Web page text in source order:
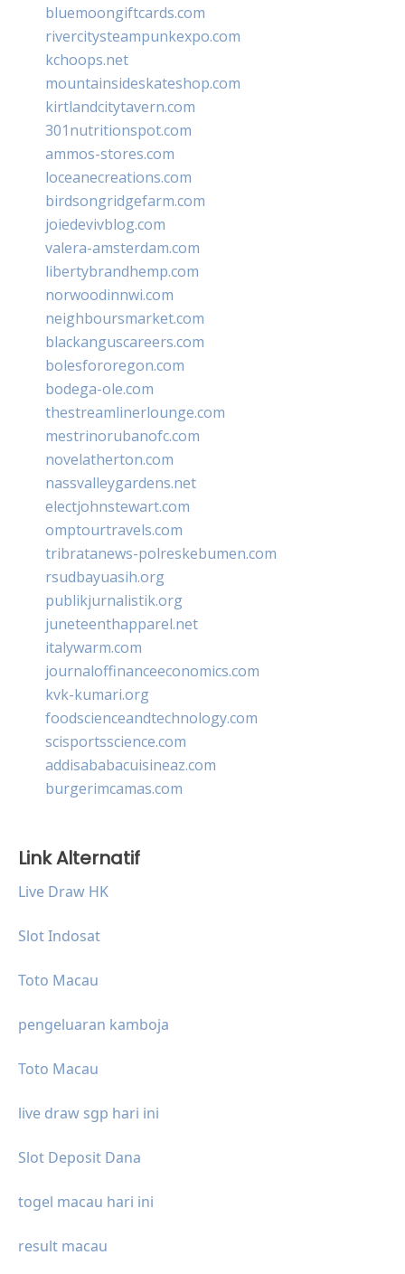
bluemoongiftcards.com
rivercitysteampunkexpo.com
kchoops.net
mountainsideskateshop.com
kirtlandcitytavern.com
301nutritionspot.com
ammos-stores.com
loceanecreations.com
birdsongridgefarm.com
joiedevivblog.com
valera-amsterdam.com
libertybrandhemp.com
norwoodinnwi.com
neighboursmarket.com
blackanguscareers.com
bolesfororegon.com
bodega-ole.com
thestreamlinerlounge.com
mestrinorubanofc.com
novelatherton.com
nassvalleygardens.net
electjohnstewart.com
omptourtravels.com
tribratanews-polreskebumen.com
rsudbayuasih.org
publikjurnalistik.org
juneteenthapparel.net
italywarm.com
journaloffinanceeconomics.com
kvk-kumari.org
foodscienceandtechnology.com
scisportsscience.com
addisababacuisineaz.com
burgerimcamas.com
Link Alternatif
Live Draw HK
Slot Indosat
Toto Macau
pengeluaran kamboja
Toto Macau
live draw sgp hari ini
Slot Deposit Dana
togel macau hari ini
result macau